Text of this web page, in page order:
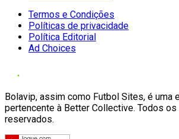
Termos e Condições
Políticas de privacidade
Política Editorial
Ad Choices
Bolavip, assim como Futbol Sites, é uma
pertencente à Better Collective. Todos
reservados.